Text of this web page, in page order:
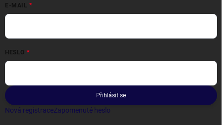
E-MAIL
HESLO
Přihlásit se
Nová registraceZapomenuté heslo